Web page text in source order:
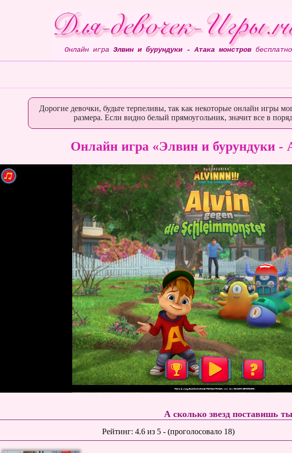
Онлайн игра Элвин и бурундуки - Атака монстровбесплатно
Дорогие девочки, будьте терпеливы, так как некоторые онлайн игры
размера. Если видно белый прямоугольник, значит все в
Онлайн игра «Элвин и бурундуки -
А сколько звезд поставишь
Рейтинг:4.6 из 5 - (проголосовало 18)